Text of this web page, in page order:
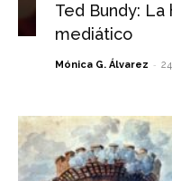
Ted Bundy:
mediático
Mónica G. Álvarez -